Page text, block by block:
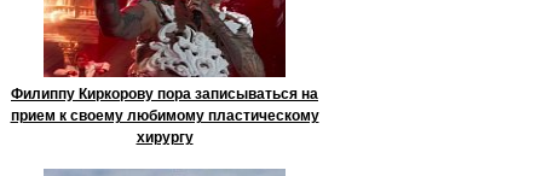
Филиппу Киркорову пора записываться на
прием к своему любимому пластическому
хирургу